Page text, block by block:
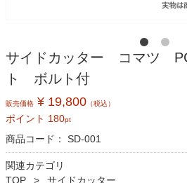
サイドカッター コマツ
ト ボルト付
販売価格 ¥ 19,800 （税込）
ポイント 180pt
商品コード： SD-001
関連カテゴリ
TOP
サイドカッター